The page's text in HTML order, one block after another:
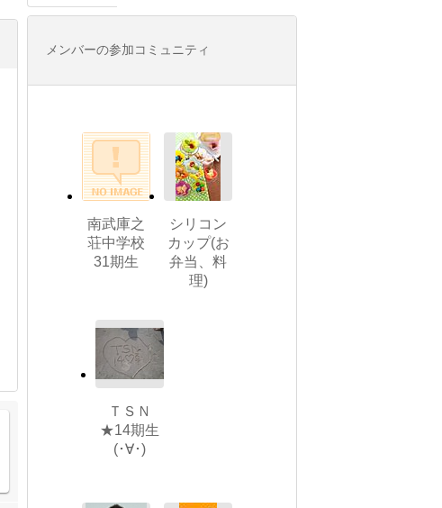
メンバーの参加コミュニティ
南武庫之
荘中学校
31期生
シリコン
カップ(お
弁当、料
理)
ＴＳＮ
★14期生
(･∀･)